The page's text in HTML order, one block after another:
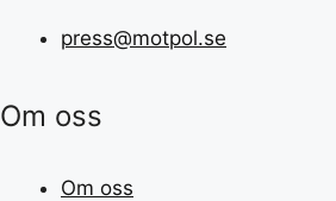
press@motpol.se
Om oss
Om oss